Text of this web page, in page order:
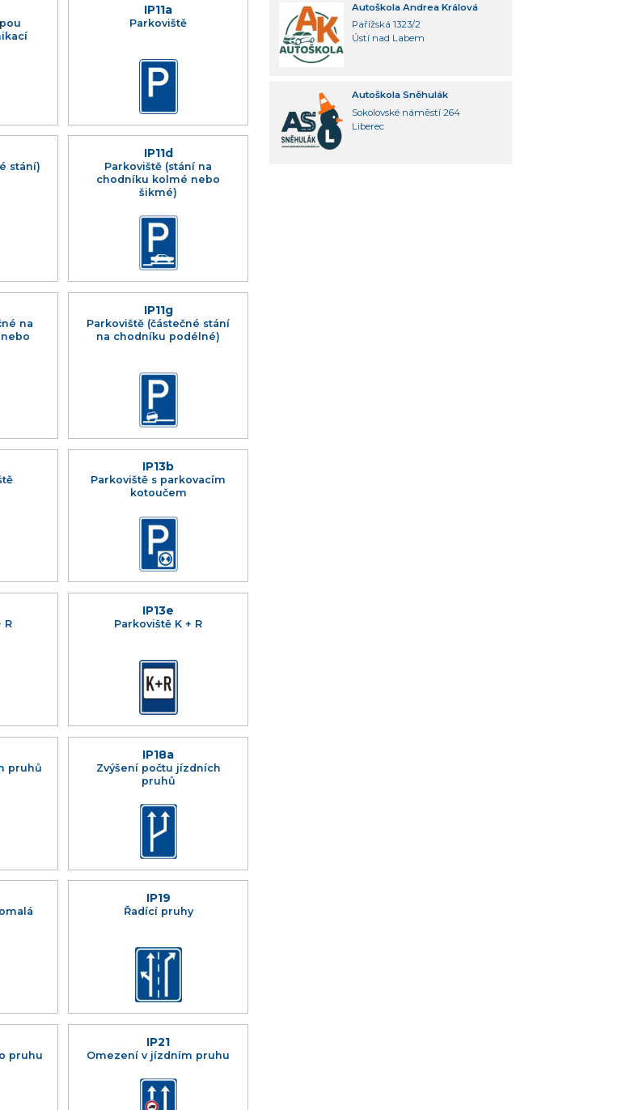
IP11a
Parkoviště
stání)
IP11d
Parkoviště (stání na
chodníku kolmé nebo
šikmé)
na
IP11g
Parkoviště (částečné stání
na chodníku podélné)
IP13b
Parkoviště s parkovacím
kotoučem
R
IP13e
Parkoviště K + R
pruhů
IP18a
Zvýšení počtu jízdních
pruhů
IP19
Řadící pruhy
pruhu
IP21
Omezení v jízdním pruhu
Autoškola Andrea Králová
Pařížská 1323/2
Ústí nad Labem
Autoškola Sněhulák
Sokolovské náměstí 264
Liberec